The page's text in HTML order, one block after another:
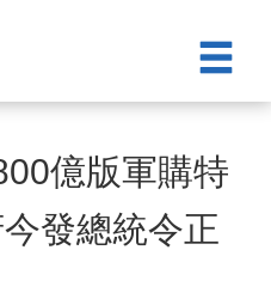
億版軍購特
發總統令正